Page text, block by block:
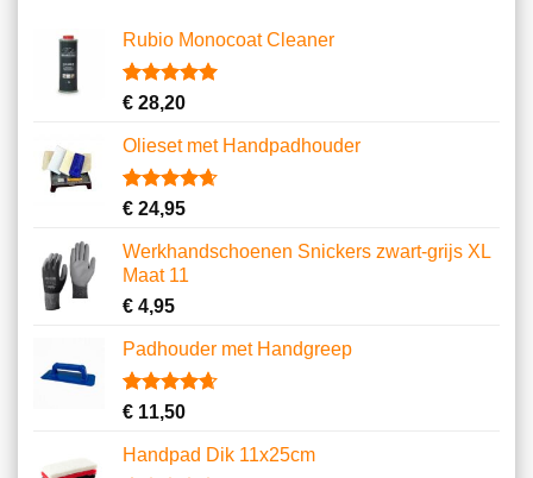
Rubio Monocoat Cleaner
Gewaardeerd
gebaseerd
op
2
klantbeoordelingen
€28,20
Olieset met Handpadhouder
Gewaardeerd
gebaseerd
op
11
klantbeoordelingen
€24,95
Werkhandschoenen Snickers zwart-grijs XL
Maat 11
€4,95
Padhouder met Handgreep
Gewaardeerd
gebaseerd
op
6
€11,50
Handpad Dik 11x25cm